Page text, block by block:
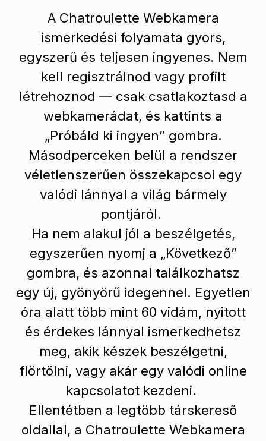
A Chatroulette Webkamera
ismerkedési folyamata gyors,
egyszerű és teljesen ingyenes. Nem
kell regisztrálnod vagy profilt
létrehoznod — csak csatlakoztasd a
webkamerádat, és kattints a
„Próbáld ki ingyen” gombra.
Másodperceken belül a rendszer
véletlenszerűen összekapcsol egy
valódi lánnyal a világ bármely
pontjáról.
Ha nem alakul jól a beszélgetés,
egyszerűen nyomj a „Következő”
gombra, és azonnal találkozhatsz
egy új, gyönyörű idegennel. Egyetlen
óra alatt több mint 60 vidám, nyitott
és érdekes lánnyal ismerkedhetsz
meg, akik készek beszélgetni,
flörtölni, vagy akár egy valódi online
kapcsolatot kezdeni.
Ellentétben a legtöbb társkereső
oldallal, a Chatroulette Webkamera